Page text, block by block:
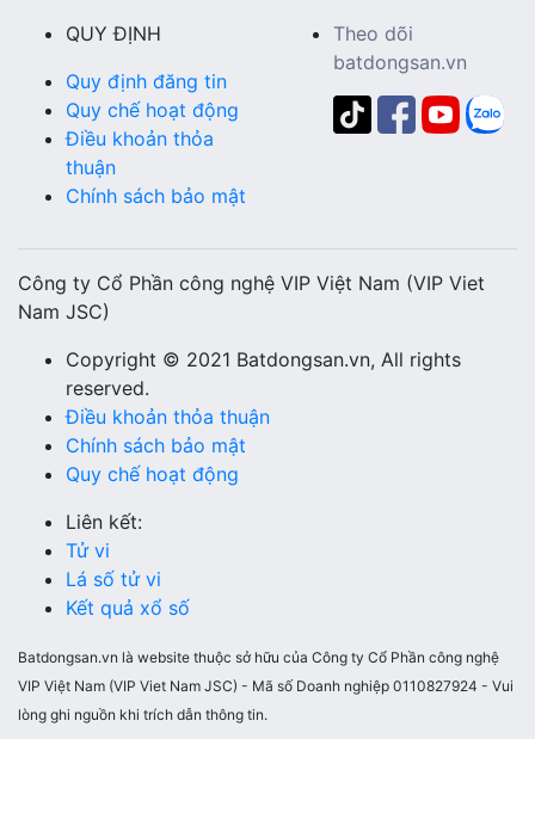
QUY ĐỊNH
Quy định đăng tin
Quy chế hoạt động
Điều khoản thỏa
thuận
Chính sách bảo mật
Theo dõi
batdongsan.vn
Công ty Cổ Phần công nghệ VIP Việt Nam (VIP Viet
Nam JSC)
Copyright © 2021 Batdongsan.vn, All rights
reserved.
Điều khoản thỏa thuận
Chính sách bảo mật
Quy chế hoạt động
Liên kết:
Tử vi
Lá số tử vi
Kết quả xổ số
Batdongsan.vn là website thuộc sở hữu của Công ty Cổ Phần công nghệ
VIP Việt Nam (VIP Viet Nam JSC) - Mã số Doanh nghiệp 0110827924 - Vui
lòng ghi nguồn khi trích dẫn thông tin.